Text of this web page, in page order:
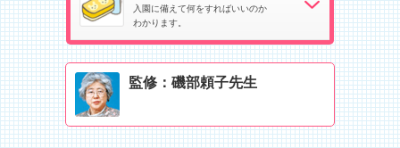
入園に備えて何をすればいいのか
わかります。
監修：磯部頼子先生